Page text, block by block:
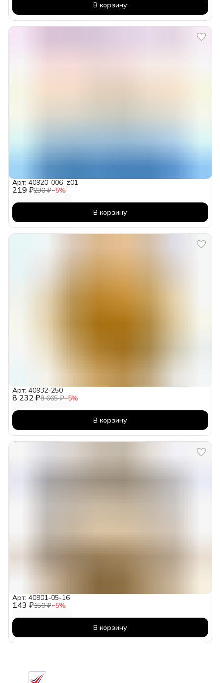
В корзину
219 ₽230 ₽−5%
Арт: 40920-006_z01
В корзину
8 232 ₽8 665 ₽−5%
Арт: 40932-250
В корзину
143 ₽150 ₽−5%
Арт: 40901-05-16
В корзину